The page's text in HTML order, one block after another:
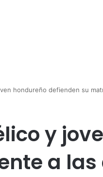
hondureño defienden su
y
a